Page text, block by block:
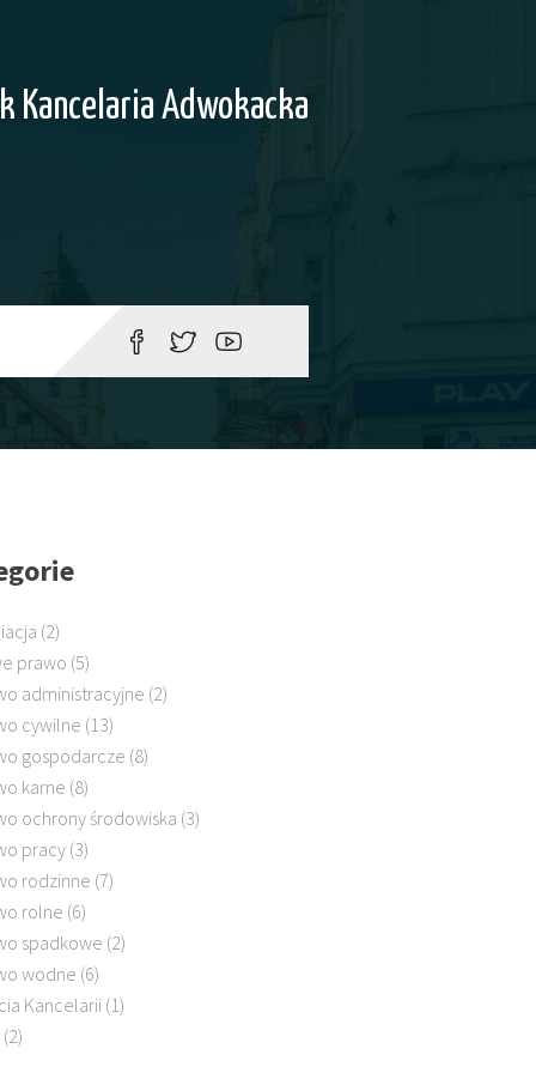
Kancelaria Adwokacka
(2)
prawo (5)
administracyjne (2)
cywilne (13)
gospodarcze (8)
karne (8)
ochrony środowiska (3)
pracy (3)
rodzinne (7)
rolne (6)
spadkowe (2)
wodne (6)
Kancelarii (1)
(2)